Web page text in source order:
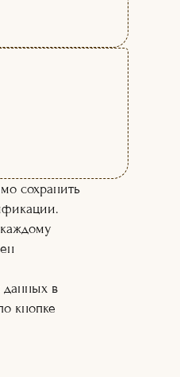
сохранить
в
кнопке